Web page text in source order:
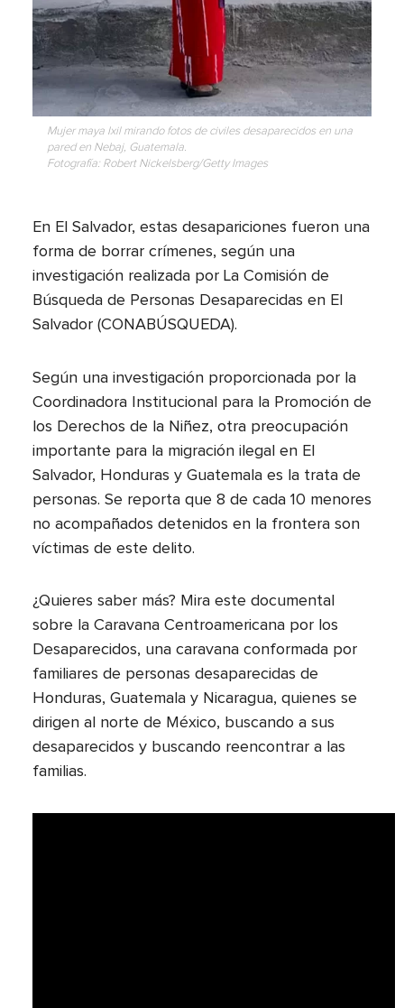
Mujer maya Ixil mirando fotos de civiles desaparecidos en una
pared en Nebaj, Guatemala.
Fotografía: Robert Nickelsberg/Getty Images
En El Salvador, estas desapariciones fueron una
forma de borrar crímenes, según una
investigación realizada por La Comisión de
Búsqueda de Personas Desaparecidas en El
Salvador (CONABÚSQUEDA).
Según una investigación proporcionada por la
Coordinadora Institucional para la Promoción de
los Derechos de la Niñez, otra preocupación
importante para la migración ilegal en El
Salvador, Honduras y Guatemala es la trata de
personas. Se reporta que 8 de cada 10 menores
no acompañados detenidos en la frontera son
víctimas de este delito.
¿Quieres saber más? Mira este documental
sobre la Caravana Centroamericana por los
Desaparecidos, una caravana conformada por
familiares de personas desaparecidas de
Honduras, Guatemala y Nicaragua, quienes se
dirigen al norte de México, buscando a sus
desaparecidos y buscando reencontrar a las
familias.